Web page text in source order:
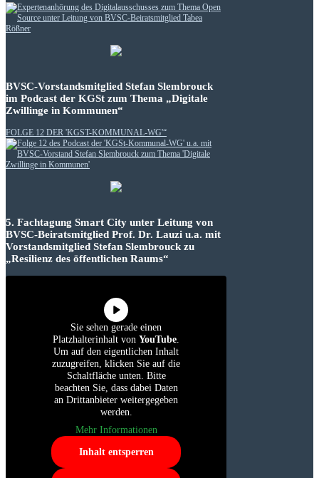
BVSC-Vorstandsmitglied Stefan Slembrouck
im Podcast der KGSt zum Thema „Digitale
Zwillinge in Kommunen“
FOLGE 12 DER 'KGST-KOMMUNAL-WG'“
5. Fachtagung Smart City unter Leitung von
BVSC-Beiratsmitglied Prof. Dr. Lauzi u.a. mit
Vorstandsmitglied Stefan Slembrouck zu
„Resilienz des öffentlichen Raums“
Sie sehen gerade einen
Platzhalterinhalt von YouTube.
Um auf den eigentlichen Inhalt
zuzugreifen, klicken Sie auf die
Schaltfläche unten. Bitte
beachten Sie, dass dabei Daten
an Drittanbieter weitergegeben
werden.
Mehr Informationen
Inhalt entsperren